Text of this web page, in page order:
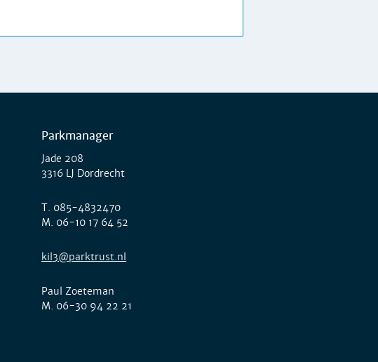
Parkmanager
Jade 208
3316 LJ Dordrecht
T. 085-4832470
M. 06-10 17 64 52
kil3@parktrust.nl
Paul Zoeteman
M. 06-30 94 22 21